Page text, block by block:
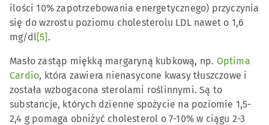
ilości 10% zapotrzebowania energetycznego) przyczynia
się do wzrostu poziomu cholesterolu LDL nawet o 1,6
mg/dl[5] .
Masło zastąp miękką margaryną kubkową, np. Optima
Cardio, która zawiera nienasycone kwasy tłuszczowe i
została wzbogacona sterolami roślinnymi. Są to
substancje, których dzienne spożycie na poziomie 1,5-
2,4 g pomaga obniżyć cholesterol o 7-10% w ciągu 2-3